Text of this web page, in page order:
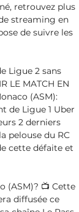
retrouvez plus
streaming en
de suivre les
Ligue 2 sans
LE MATCH EN
(ASM):
de Ligue 1 Uber
2 derniers
pelouse du RC
cette défaite et
(ASM)? 📺 Cette
diffusée ce